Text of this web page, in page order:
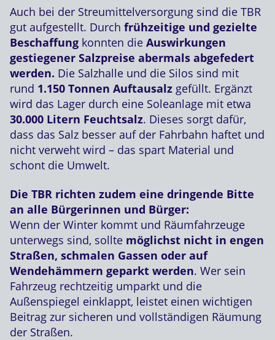
Auch bei der Streumittelversorgung sind die TBR
gut aufgestellt. Durch frühzeitige und gezielte
Beschaffung konnten die Auswirkungen
gestiegener Salzpreise abermals abgefedert
werden. Die Salzhalle und die Silos sind mit
rund 1.150 Tonnen Auftausalz gefüllt. Ergänzt
wird das Lager durch eine Soleanlage mit etwa
30.000 Litern Feuchtsalz. Dieses sorgt dafür,
dass das Salz besser auf der Fahrbahn haftet und
nicht verweht wird – das spart Material und
schont die Umwelt.
Die TBR richten zudem eine dringende Bitte
an alle Bürgerinnen und Bürger:
Wenn der Winter kommt und Räumfahrzeuge
unterwegs sind, sollte möglichst nicht in engen
Straßen, schmalen Gassen oder auf
Wendehämmern geparkt werden. Wer sein
Fahrzeug rechtzeitig umparkt und die
Außenspiegel einklappt, leistet einen wichtigen
Beitrag zur sicheren und vollständigen Räumung
der Straßen.